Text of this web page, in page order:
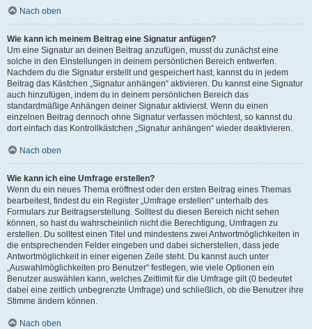
Nach oben
Wie kann ich meinem Beitrag eine Signatur anfügen?
Um eine Signatur an deinen Beitrag anzufügen, musst du zunächst eine
solche in den Einstellungen in deinem persönlichen Bereich entwerfen.
Nachdem du die Signatur erstellt und gespeichert hast, kannst du in jedem
Beitrag das Kästchen „Signatur anhängen“ aktivieren. Du kannst eine Signatur
auch hinzufügen, indem du in deinem persönlichen Bereich das
standardmäßige Anhängen deiner Signatur aktivierst. Wenn du einen
einzelnen Beitrag dennoch ohne Signatur verfassen möchtest, so kannst du
dort einfach das Kontrollkästchen „Signatur anhängen“ wieder deaktivieren.
Nach oben
Wie kann ich eine Umfrage erstellen?
Wenn du ein neues Thema eröffnest oder den ersten Beitrag eines Themas
bearbeitest, findest du ein Register „Umfrage erstellen“ unterhalb des
Formulars zur Beitragserstellung. Solltest du diesen Bereich nicht sehen
können, so hast du wahrscheinlich nicht die Berechtigung, Umfragen zu
erstellen. Du solltest einen Titel und mindestens zwei Antwortmöglichkeiten in
die entsprechenden Felder eingeben und dabei sicherstellen, dass jede
Antwortmöglichkeit in einer eigenen Zeile steht. Du kannst auch unter
„Auswahlmöglichkeiten pro Benutzer“ festlegen, wie viele Optionen ein
Benutzer auswählen kann, welches Zeitlimit für die Umfrage gilt (0 bedeutet
dabei eine zeitlich unbegrenzte Umfrage) und schließlich, ob die Benutzer ihre
Stimme ändern können.
Nach oben